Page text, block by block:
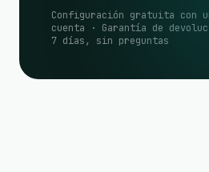
Configuración gratuita con
cuenta · Garantía de
7 días, sin preguntas